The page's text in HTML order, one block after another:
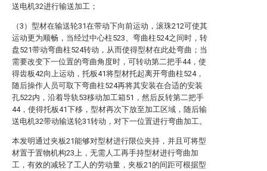
送电机32进行输送加工；
（3）型材在输送轮31在带动下向前运动，滚珠212可使其
运动更为顺畅，当经过中心柱523、弯曲柱524之间时，转
盘521带动弯曲柱524转动，从而使得型材在此处弯曲；当
需要改变下一位置的弯曲角度时，可转动第二把手44，使
得齿板42向上运动，托板41将型材托起离开弯曲柱524，
随后操作人员可取下弯曲柱524再将其安装在合适的安装
孔522内，沿着导轨53移动加工箱51，然后反转第二把手
44，使得托板41下移，型材再次下放至加工区域，随后输
送电机32带动输送轮31转动，对下一位置进行弯曲加工。
本发明通过夹板21能够对型材进行限位夹持，并且可将型
材置于置物机构23上，无需人工再手持型材进行弯曲加
工，有效的减轻了工人的劳动量，夹板21的间距可根据型